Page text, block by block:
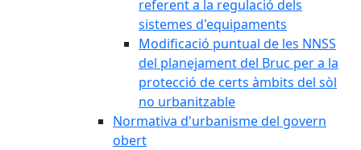
referent a la regulació dels
sistemes d'equipaments
Modificació puntual de les NNSS
del planejament del Bruc per a la
protecció de certs àmbits del sòl
no urbanitzable
Normativa d'urbanisme del govern
obert